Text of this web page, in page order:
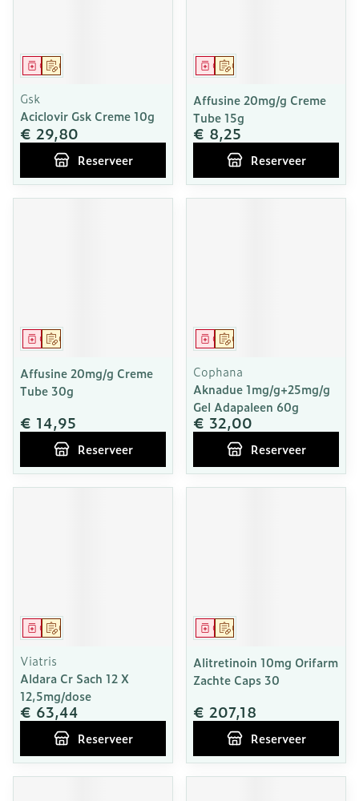
Op voorschrift
Geneesmiddel
Gsk
Aciclovir Gsk Creme 10g
€ 29,80
Reserveer
Op voorschrift
Geneesmiddel
Affusine 20mg/g Creme
Tube 15g
€ 8,25
Reserveer
Op voorschrift
Geneesmiddel
Affusine 20mg/g Creme
Tube 30g
€ 14,95
Reserveer
Op voorschrift
Geneesmiddel
Cophana
Aknadue 1mg/g+25mg/g
Gel Adapaleen 60g
€ 32,00
Reserveer
Op voorschrift
Geneesmiddel
Viatris
Aldara Cr Sach 12 X
12,5mg/dose
€ 63,44
Reserveer
Op voorschrift
Geneesmiddel
Alitretinoin 10mg Orifarm
Zachte Caps 30
€ 207,18
Reserveer